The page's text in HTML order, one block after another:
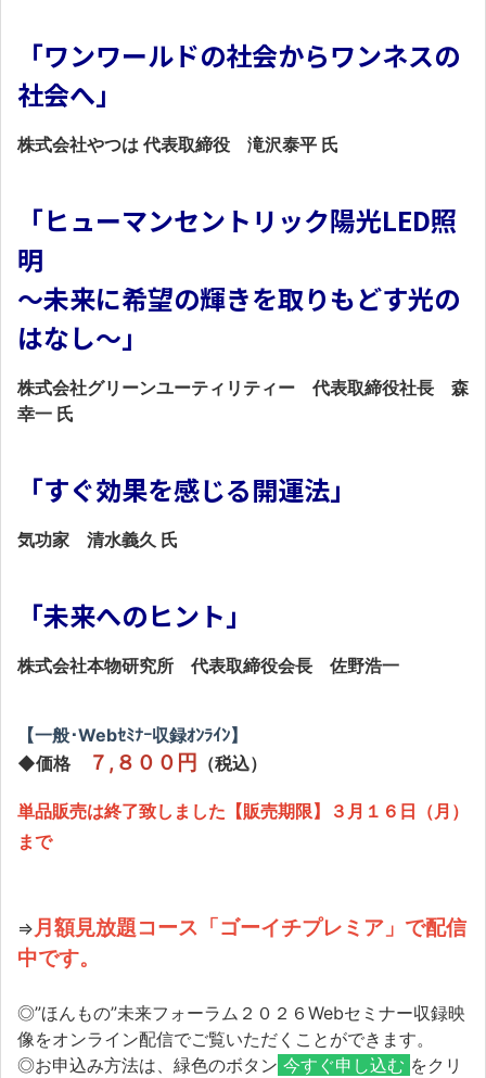
「ワンワールドの社会からワンネスの
社会へ」
株式会社やつは 代表取締役 滝沢泰平 氏
「ヒューマンセントリック陽光LED照
明
～未来に希望の輝きを取りもどす光の
はなし～」
株式会社グリーンユーティリティー 代表取締役社長 森
幸一 氏
「すぐ効果を感じる開運法」
気功家 清水義久 氏
「未来へのヒント」
株式会社本物研究所 代表取締役会長 佐野浩一
【一般･Webｾﾐﾅｰ収録ｵﾝﾗｲﾝ】
◆価格
７,８００円 （税込）
単品販売は終了致しました【販売期限】３月１６日（月）
まで
⇒ 月額見放題コース「ゴーイチプレミア」で配信
中です。
◎”ほんもの”未来フォーラム２０２６Webセミナー収録映
像をオンライン配信でご覧いただくことができます。
◎お申込み方法は、緑色のボタン 今すぐ申し込む をクリ